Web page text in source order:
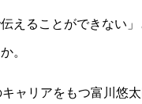
えることができない
。
ャリアをもつ富川悠